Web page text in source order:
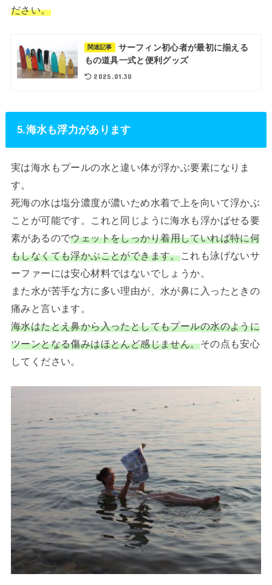
ださい。
関連記事
サーフィン初心者が最初に揃える
もの道具一式と便利グッズ
2025.01.30
5.海水も浮力があります
実は海水もプールの水と違い体が浮かぶ要素になりま
す。
死海の水は塩分濃度が濃いため水着で上を向いて浮かぶ
ことが可能です。これと同じように海水も浮かばせる要
素があるのでウェットをしっかり着用していれば特に何
もしなくても浮かぶことができます。これも泳げないサ
ーファーには安心材料ではないでしょうか。
また水が苦手な方に多い理由が、水が鼻に入ったときの
痛みと言います。
海水はたとえ鼻から入ったとしてもプールの水のように
ツーンとなる傷みはほとんど感じません。その点も安心
してください。